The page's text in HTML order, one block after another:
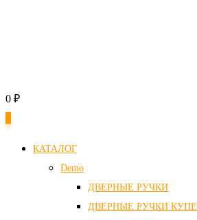
0 ₽
КАТАЛОГ
Demo
ДВЕРНЫЕ РУЧКИ
ДВЕРНЫЕ РУЧКИ КУПЕ